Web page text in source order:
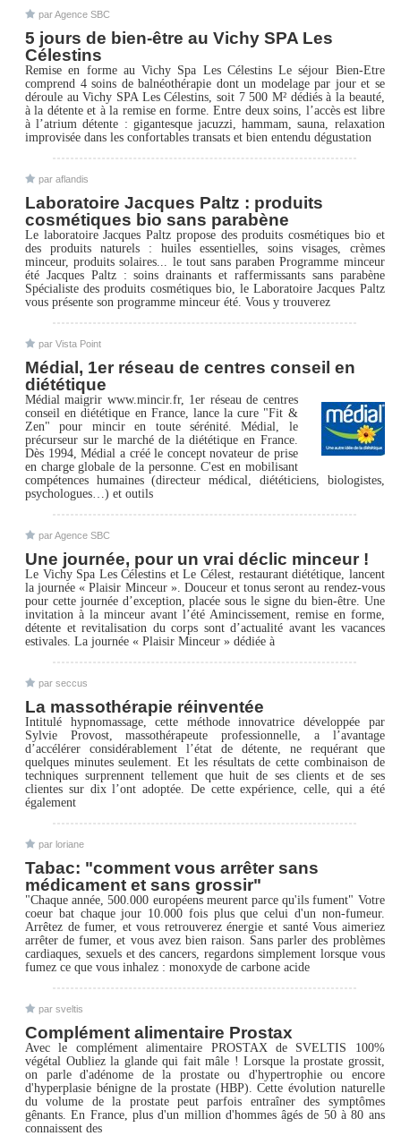
par Agence SBC
5 jours de bien-être au Vichy SPA Les
Célestins
Remise en forme au Vichy Spa Les Célestins Le séjour Bien-Etre
comprend 4 soins de balnéothérapie dont un modelage par jour et se
déroule au Vichy SPA Les Célestins, soit 7 500 M² dédiés à la beauté,
à la détente et à la remise en forme. Entre deux soins, l’accès est libre
à l’atrium détente : gigantesque jacuzzi, hammam, sauna, relaxation
improvisée dans les confortables transats et bien entendu dégustation
par aflandis
Laboratoire Jacques Paltz : produits
cosmétiques bio sans parabène
Le laboratoire Jacques Paltz propose des produits cosmétiques bio et
des produits naturels : huiles essentielles, soins visages, crèmes
minceur, produits solaires... le tout sans paraben Programme minceur
été Jacques Paltz : soins drainants et raffermissants sans parabène
Spécialiste des produits cosmétiques bio, le Laboratoire Jacques Paltz
vous présente son programme minceur été. Vous y trouverez
par Vista Point
Médial, 1er réseau de centres conseil en
diététique
Médial maigrir www.mincir.fr, 1er réseau de centres
conseil en diététique en France, lance la cure "Fit &
Zen" pour mincir en toute sérénité. Médial, le
précurseur sur le marché de la diététique en France.
Dès 1994, Médial a créé le concept novateur de prise
en charge globale de la personne. C'est en mobilisant
compétences humaines (directeur médical, diététiciens, biologistes,
psychologues…) et outils
par Agence SBC
Une journée, pour un vrai déclic minceur !
Le Vichy Spa Les Célestins et Le Célest, restaurant diététique, lancent
la journée « Plaisir Minceur ». Douceur et tonus seront au rendez-vous
pour cette journée d’exception, placée sous le signe du bien-être. Une
invitation à la minceur avant l’été Amincissement, remise en forme,
détente et revitalisation du corps sont d’actualité avant les vacances
estivales. La journée « Plaisir Minceur » dédiée à
par seccus
La massothérapie réinventée
Intitulé hypnomassage, cette méthode innovatrice développée par
Sylvie Provost, massothérapeute professionnelle, a l’avantage
d’accélérer considérablement l’état de détente, ne requérant que
quelques minutes seulement. Et les résultats de cette combinaison de
techniques surprennent tellement que huit de ses clients et de ses
clientes sur dix l’ont adoptée. De cette expérience, celle, qui a été
également
par loriane
Tabac: "comment vous arrêter sans
médicament et sans grossir"
"Chaque année, 500.000 européens meurent parce qu'ils fument" Votre
coeur bat chaque jour 10.000 fois plus que celui d'un non-fumeur.
Arrêtez de fumer, et vous retrouverez énergie et santé Vous aimeriez
arrêter de fumer, et vous avez bien raison. Sans parler des problèmes
cardiaques, sexuels et des cancers, regardons simplement lorsque vous
fumez ce que vous inhalez : monoxyde de carbone acide
par sveltis
Complément alimentaire Prostax
Avec le complément alimentaire PROSTAX de SVELTIS 100%
végétal Oubliez la glande qui fait mâle ! Lorsque la prostate grossit,
on parle d'adénome de la prostate ou d'hypertrophie ou encore
d'hyperplasie bénigne de la prostate (HBP). Cette évolution naturelle
du volume de la prostate peut parfois entraîner des symptômes
gênants. En France, plus d'un million d'hommes âgés de 50 à 80 ans
connaissent des